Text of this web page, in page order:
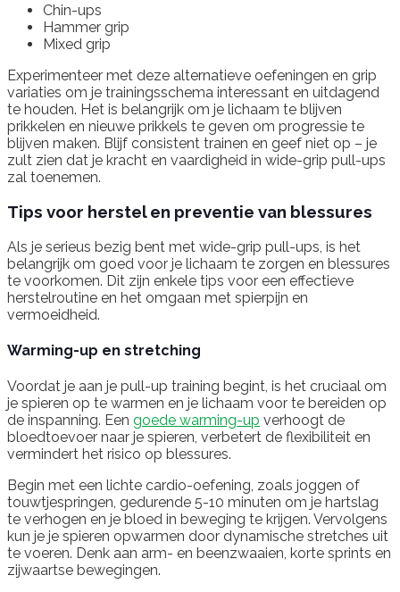
Chin-ups
Hammer grip
Mixed grip
Experimenteer met deze alternatieve oefeningen en grip
variaties om je trainingsschema interessant en uitdagend
te houden. Het is belangrijk om je lichaam te blijven
prikkelen en nieuwe prikkels te geven om progressie te
blijven maken. Blijf consistent trainen en geef niet op – je
zult zien dat je kracht en vaardigheid in wide-grip pull-ups
zal toenemen.
Tips voor herstel en preventie van blessures
Als je serieus bezig bent met wide-grip pull-ups, is het
belangrijk om goed voor je lichaam te zorgen en blessures
te voorkomen. Dit zijn enkele tips voor een effectieve
herstelroutine en het omgaan met spierpijn en
vermoeidheid.
Warming-up en stretching
Voordat je aan je pull-up training begint, is het cruciaal om
je spieren op te warmen en je lichaam voor te bereiden op
de inspanning. Een goede warming-up verhoogt de
bloedtoevoer naar je spieren, verbetert de flexibiliteit en
vermindert het risico op blessures.
Begin met een lichte cardio-oefening, zoals joggen of
touwtjespringen, gedurende 5-10 minuten om je hartslag
te verhogen en je bloed in beweging te krijgen. Vervolgens
kun je je spieren opwarmen door dynamische stretches uit
te voeren. Denk aan arm- en beenzwaaien, korte sprints en
zijwaartse bewegingen.